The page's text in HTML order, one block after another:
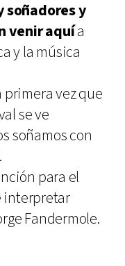
soñadores y
venir aquía
y la música
primera vez que
se ve
soñamos con
para el
interpretar
Fandermole.